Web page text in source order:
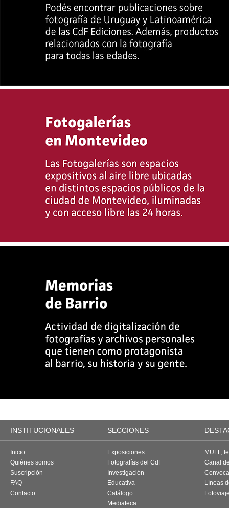
INSTITUCIONALES SECCIONES
Inicio
Quiénes somos
Suscripción
FAQ
Contacto
Exposiciones
Fotografías del CdF
Investigación
Educativa
Catálogo
Mediateca
MUFF,
Canal
Líneas